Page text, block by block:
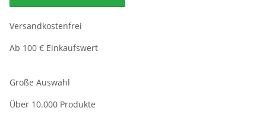
Versandkostenfrei
Ab 100 € Einkaufswert
Große Auswahl
Über 10.000 Produkte